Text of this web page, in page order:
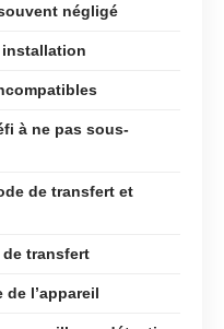
négligé
installation
à ne pas sous-
de transfert et
transfert
l’appareil